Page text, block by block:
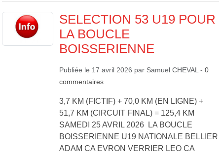
SELECTION 53 U19 POUR
LA BOUCLE
BOISSERIENNE
Publiée le 17 avril 2026 par Samuel CHEVAL - 0
commentaires
3,7 KM (FICTIF) + 70,0 KM (EN LIGNE) +
51,7 KM (CIRCUIT FINAL) = 125,4 KM
SAMEDI 25 AVRIL 2026 LA BOUCLE
BOISSERIENNE U19 NATIONALE BELLIER
ADAM CA EVRON VERRIER LEO CA